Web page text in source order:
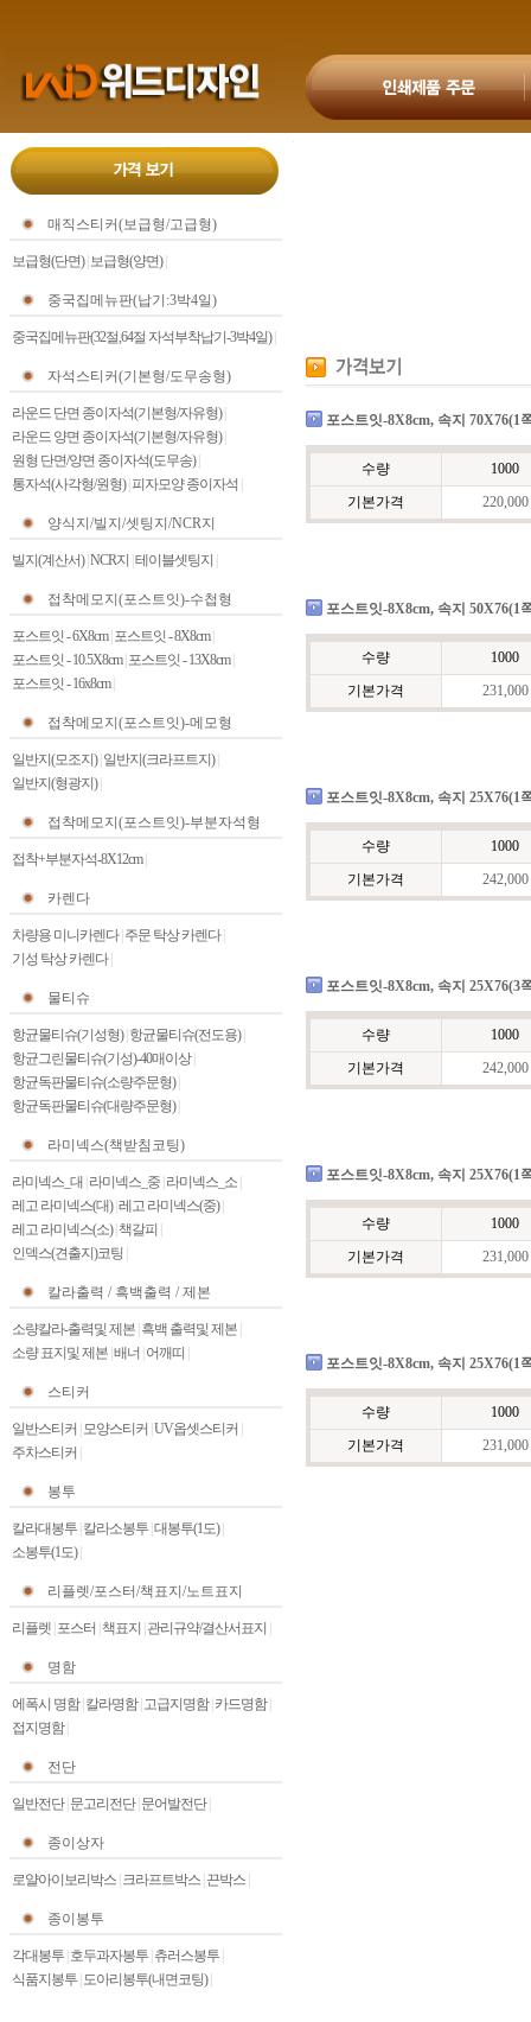
매직스티커(보급형/고급형)
보급형(단면)| 보급형(양면)|
중국집메뉴판(납기:3박4일)
중국집메뉴판(32절,64절 자석부착납기-3박4일)|
자석스티커(기본형/도무송형)
라운드 단면 종이자석(기본형/자유형)|
라운드 양면 종이자석(기본형/자유형)|
원형 단면/양면 종이자석(도무송)|
통자석(사각형/원형)| 피자모양 종이자석
양식지/빌지/셋팅지/NCR지
빌지(계산서)| NCR지 테이블셋팅지
접착메모지(포스트잇)-수첩형
포스트잇 - 6X8cm| 포스트잇 - 8X8cm|
포스트잇 - 10.5X8cm| 포스트잇 - 13X8cm|
포스트잇 - 16x8cm|
접착메모지(포스트잇)-메모형
일반지(모조지)| 일반지(크라프트지)|
일반지(형광지)|
접착메모지(포스트잇)-부분자석형
접착+부분자석-8X12cm|
카렌다
차량용 미니카렌다| 주문 탁상 카렌다|
기성 탁상 카렌다|
물티슈
항균물티슈(기성형)| 항균물티슈(전도용)|
항균그린물티슈(기성)-40매이상|
항균독판물티슈(소량주문형)|
항균독판물티슈(대량주문형)|
라미넥스(책받침코팅)
라미넥스_대 라미넥스_중 라미넥스_소
레고 라미넥스(대)| 레고 라미넥스(중)|
레고 라미넥스(소)| 책갈피
인덱스(견출지)코팅
칼라출력 / 흑백출력 / 제본
소량칼라-출력및 제본 흑백 출력및 제본
소량 표지및 제본 배너 어깨띠
스티커
일반스티커 모양스티커 UV옵셋스티커
주차스티커
봉투
칼라대봉투 칼라소봉투 대봉투(1도)|
소봉투(1도)|
리플렛/포스터/책표지/노트표지
리플렛 포스터 책표지 관리규약/결산서표지
명함
에폭시 명함| 칼라명함| 고급지명함| 카드명함|
접지명함|
전단
일반전단| 문고리전단| 문어발전단|
종이상자
로얄아이보리박스 크라프트박스 끈박스
종이봉투
각대봉투 호두과자봉투 츄러스봉투
식품지봉투 도아리봉투(내면코팅)|
포스트잇-8X8cm, 속지 70X76(1
수량
1000
기본가격
220,000
포스트잇-8X8cm, 속지 50X76(1
수량
1000
기본가격
231,000
포스트잇-8X8cm, 속지 25X76(1
수량
1000
기본가격
242,000
포스트잇-8X8cm, 속지 25X76(3
수량
1000
기본가격
242,000
포스트잇-8X8cm, 속지 25X76(1
수량
1000
기본가격
231,000
포스트잇-8X8cm, 속지 25X76(1
수량
1000
기본가격
231,000